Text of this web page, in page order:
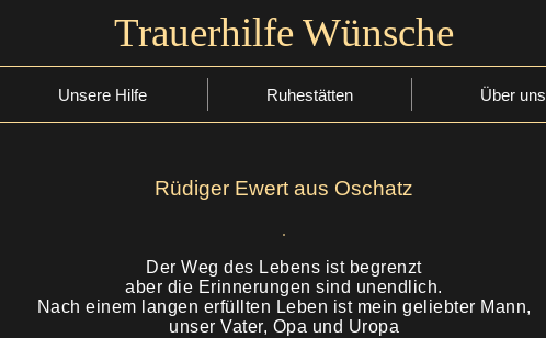
Unsere Hilfe Ruhestätten Über uns
Trauerhilfe Wünsche
Rüdiger Ewert aus Oschatz
Der Weg des Lebens ist begrenzt
aber die Erinnerungen sind unendlich.
Nach einem langen erfüllten Leben ist mein geliebter Mann,
unser Vater, Opa und Uropa